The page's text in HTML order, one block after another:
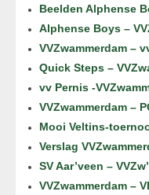
Beelden Alphense
Alphense Boys –
VVZwammerdam –
Quick Steps –
vv Pernis -
VVZwammerdam –
Mooi Veltins-
Verslag
SV Aar’veen –
VVZwammerdam –